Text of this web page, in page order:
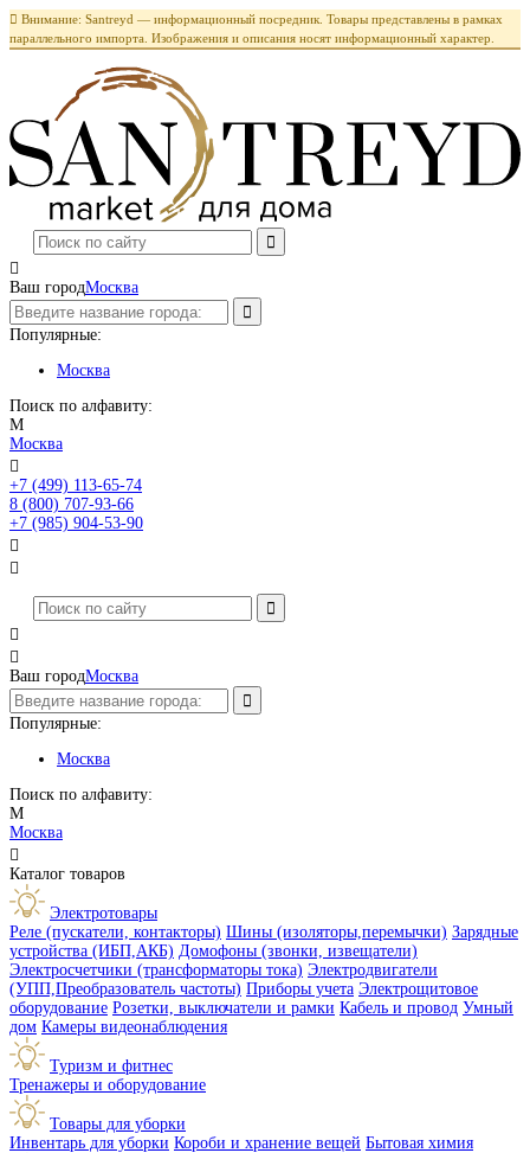
 Внимание: Santreyd — информационный посредник. Товары представлены в рамках
параллельного импорта. Изображения и описания носят информационный характер.

Ваш городМосква
Популярные:
Москва
Поиск по алфавиту:
М
Москва

+7 (499) 113-65-74
8 (800) 707-93-66
+7 (985) 904-53-90




Ваш городМосква
Популярные:
Москва
Поиск по алфавиту:
М
Москва

Каталог товаров
Электротовары
Реле (пускатели, контакторы) Шины (изоляторы,перемычки) Зарядные
устройства (ИБП,АКБ) Домофоны (звонки, извещатели)
Электросчетчики (трансформаторы тока) Электродвигатели
(УПП,Преобразователь частоты) Приборы учета Электрощитовое
оборудование Розетки, выключатели и рамки Кабель и провод Умный
дом Камеры видеонаблюдения
Туризм и фитнес
Тренажеры и оборудование
Товары для уборки
Инвентарь для уборки Короби и хранение вещей Бытовая химия